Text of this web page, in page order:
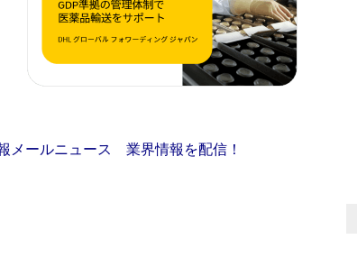
ールニュース 業界情報を配信！